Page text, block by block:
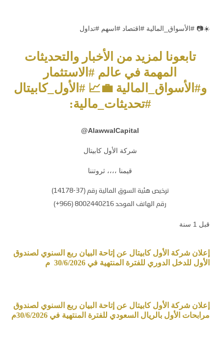
☀️📷 #الأسواق_المالية #اقتصاد #اسهم #تداول
تابعونا لمزيد من الأخبار والتحديثات
المهمة في عالم #الاستثمار
و#الأسواق_المالية 💼📈 #الأول_كابيتال
#تحديثات_مالية:
AlawwalCapital
@
شركة الأول كابيتال
قيمنا ،،،، ثروتننا
ترخيص هئية السوق المالية رقم (37-14178)
رقم الهاتف الموحد 8002440216 (966+)
قبل 1 سنة
إعلان شركة الأول كابيتال عن إتاحة البيان ربع السنوي لصندوق
الأول للدخل الدوري للفترة المنتهية في 30/6/2026 م
إعلان شركة الأول كابيتال عن إتاحة البيان ربع السنوي لصندوق
مرابحات الأول بالريال السعودي للفترة المنتهية في 30/6/2026م